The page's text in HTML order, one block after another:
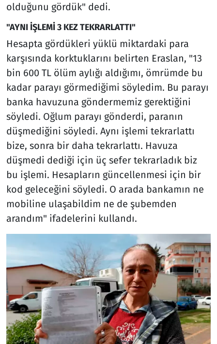
olduğunu gördük" dedi.
"AYNI İŞLEMİ 3 KEZ TEKRARLATTI"
Hesapta gördükleri yüklü miktardaki para
karşısında korktuklarını belirten Eraslan, "13
bin 600 TL ölüm aylığı aldığımı, ömrümde bu
kadar parayı görmediğimi söyledim. Bu parayı
banka havuzuna göndermemiz gerektiğini
söyledi. Oğlum parayı gönderdi, paranın
düşmediğini söyledi. Aynı işlemi tekrarlattı
bize, sonra bir daha tekrarlattı. Havuza
düşmedi dediği için üç sefer tekrarladık biz
bu işlemi. Hesapların güncellenmesi için bir
kod geleceğini söyledi. O arada bankamın ne
mobiline ulaşabildim ne de şubemden
arandım" ifadelerini kullandı.